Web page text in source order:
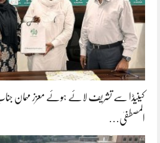
کینیڈا سے تشریف لائے ہوئے معزز مہمان جناب
المصطفیٰ…